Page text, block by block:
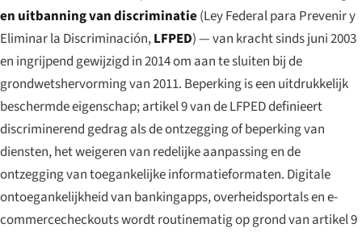
en uitbanning van discriminatie(Ley Federal para Prevenir y
Eliminar la Discriminación,LFPED) — van kracht sinds juni 2003
en ingrijpend gewijzigd in 2014 om aan te sluiten bij de
grondwetshervorming van 2011. Beperking is een uitdrukkelijk
beschermde eigenschap; artikel 9 van de LFPED definieert
discriminerend gedrag als de ontzegging of beperking van
diensten, het weigeren van redelijke aanpassing en de
ontzegging van toegankelijke informatieformaten. Digitale
ontoegankelijkheid van bankingapps, overheidsportals en e-
commercecheckouts wordt routinematig op grond van artikel 9